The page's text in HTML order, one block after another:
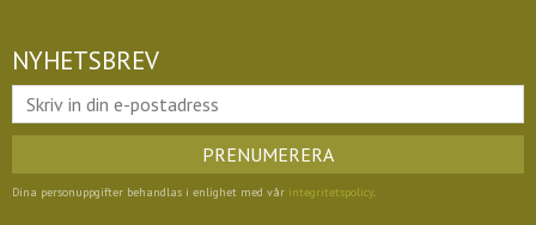
NYHETSBREV
PRENUMERERA
Dina personuppgifter behandlas i enlighet med vår integritetspolicy.